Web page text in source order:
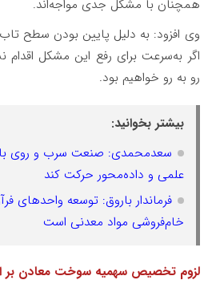
همچنان با مشکل جدی مواجه‌اند.
وی افزود: به دلیل پایین بودن سطح
اگر به‌سرعت برای رفع این مشکل
رو به رو خواهیم بود.
بیشتر بخوانید:
سعدمحمدی: صنعت سرب و روی
علمی و داده‌محور حرکت کند
فرماندار باروق: توسعه واحدهای
خام‌فروشی مواد معدنی است
لزوم تخصیص سهمیه سوخت معادن